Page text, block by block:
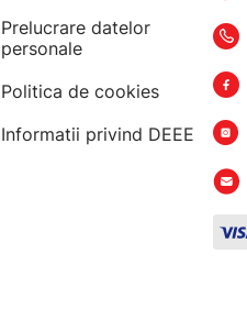
Prelucrare datelor
personale
Politica de cookies
Informatii privind DEEE